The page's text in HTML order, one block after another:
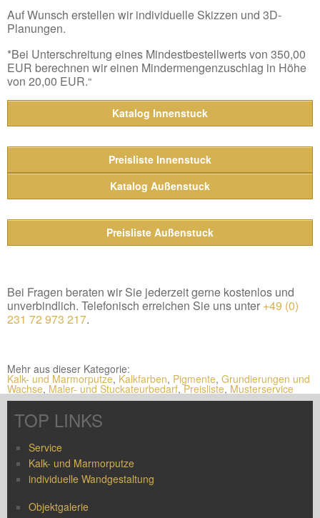
Auf Wunsch erstellen wir individuelle Skizzen und 3D-
Planungen.
*Bei Unterschreitung eines Mindestbestellwerts von 350,00
EUR berechnen wir einen Mindermengenzuschlag in Höhe
von 20,00 EUR.“
Katalog Innenstuck
Preisliste Innenstuck
Katalog Außenstuck
Preisliste Außenstuck
Bei Fragen beraten wir Sie jederzeit gerne kostenlos und
unverbindlich. Telefonisch erreichen Sie uns unter +49 (0)
231 72 973 217.
Mehr aus dieser Kategorie:
Kalk- und Marmorputze, Kalkfarben, Pigmente, Grundierungen und
Wachse, Maler- und Stuckateurbedarf,Preisliste, Musterservice
TOP LINKS
Service
Kalk- und Marmorputze
individuelle Wandgestaltung
Objektgalerie